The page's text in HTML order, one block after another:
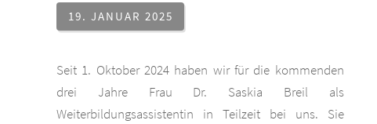
19. JANUAR 2025
Seit 1. Oktober 2024 haben wir für die kommenden
drei Jahre Frau Dr. Saskia Breil als
Weiterbildungsassistentin in Teilzeit bei uns. Sie